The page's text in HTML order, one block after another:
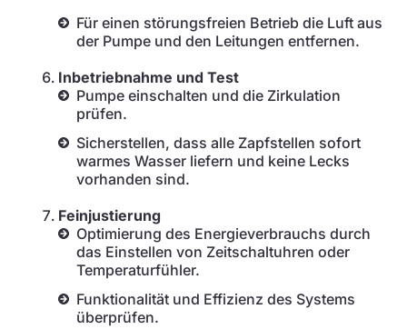
Für einen störungsfreien Betrieb die Luft aus
der Pumpe und den Leitungen entfernen.
Inbetriebnahme und Test
Pumpe einschalten und die Zirkulation
prüfen.
Sicherstellen, dass alle Zapfstellen sofort
warmes Wasser liefern und keine Lecks
vorhanden sind.
Feinjustierung
Optimierung des Energieverbrauchs durch
das Einstellen von Zeitschaltuhren oder
Temperaturfühler.
Funktionalität und Effizienz des Systems
überprüfen.